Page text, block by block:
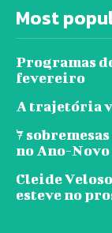
Most
Programas
fevereiro
A trajetória
7
no Ano-Novo
Cleide
esteve no